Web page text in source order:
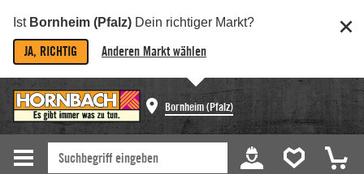
Ist Bornheim (Pfalz) Dein richtiger Markt?
JA, RICHTIG Anderen Markt wählen
Bornheim (Pfalz)